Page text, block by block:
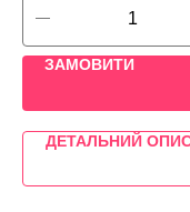
ЗАМОВИТИ
ДЕТАЛЬНИЙ